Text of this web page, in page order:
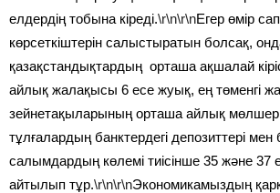
елдердің тобына кіреді.\r\n\r\nЕгер өмір
көрсеткіштерін салыстыратын болсақ,
қазақстандықтардың орташа ақшалай
айлық жалақысы 6 есе жуық, ең төменгі
зейнетақыларының орташа айлық
тұлғалардың банктердегі депозиттері мен
салымдардың көлемі тиісінше 35 және 37
айтылып тұр.\r\n\r\nЭкономикамыздың